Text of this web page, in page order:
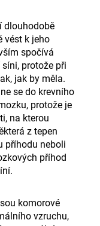
dlouhodobě
vést k jeho
spočívá
protože při
jak by měla.
se do krevního
protože je
na kterou
z tepen
příhodu neboli
příhod
komorové
vzruchu,